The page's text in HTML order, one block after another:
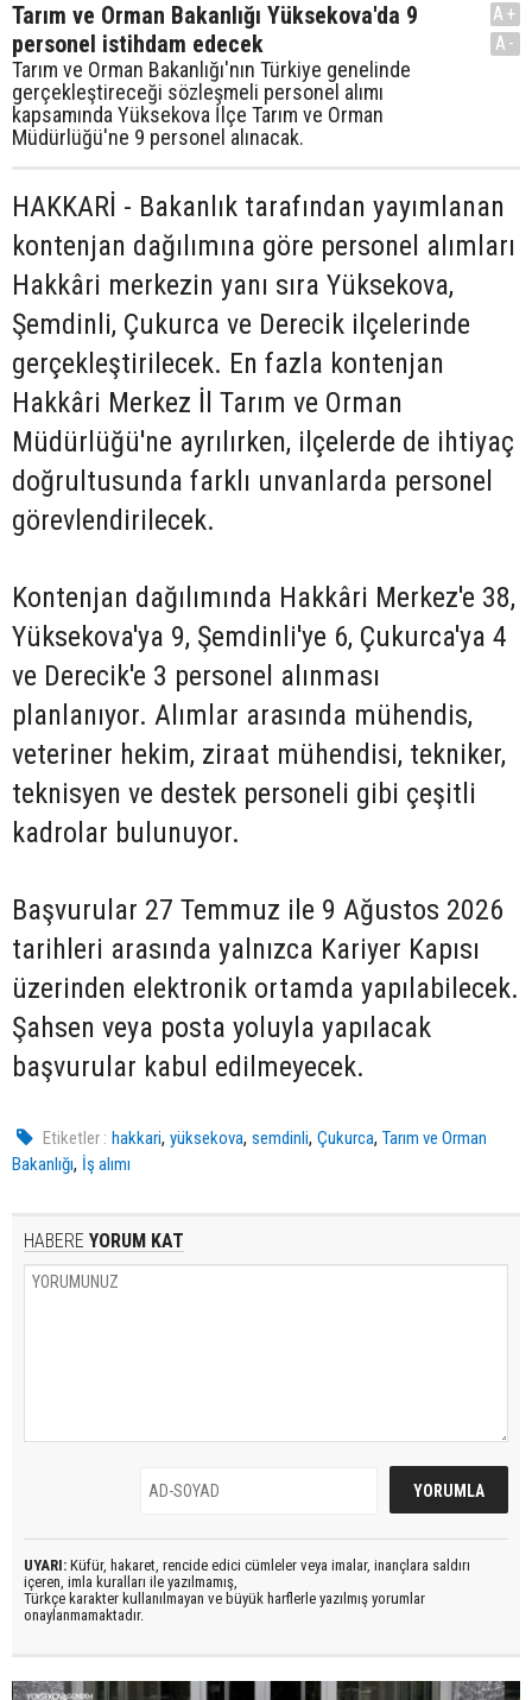
Tarım ve Orman Bakanlığı Yüksekova'da 9
personel istihdam edecek
Tarım ve Orman Bakanlığı'nın Türkiye genelinde
gerçekleştireceği sözleşmeli personel alımı
kapsamında Yüksekova İlçe Tarım ve Orman
Müdürlüğü'ne 9 personel alınacak.
A+
A-
HAKKARİ - Bakanlık tarafından yayımlanan
kontenjan dağılımına göre personel alımları
Hakkâri merkezin yanı sıra Yüksekova,
Şemdinli, Çukurca ve Derecik ilçelerinde
gerçekleştirilecek. En fazla kontenjan
Hakkâri Merkez İl Tarım ve Orman
Müdürlüğü'ne ayrılırken, ilçelerde de ihtiyaç
doğrultusunda farklı unvanlarda personel
görevlendirilecek.
Kontenjan dağılımında Hakkâri Merkez'e 38,
Yüksekova'ya 9, Şemdinli'ye 6, Çukurca'ya 4
ve Derecik'e 3 personel alınması
planlanıyor. Alımlar arasında mühendis,
veteriner hekim, ziraat mühendisi, tekniker,
teknisyen ve destek personeli gibi çeşitli
kadrolar bulunuyor.
Başvurular 27 Temmuz ile 9 Ağustos 2026
tarihleri arasında yalnızca Kariyer Kapısı
üzerinden elektronik ortamda yapılabilecek.
Şahsen veya posta yoluyla yapılacak
başvurular kabul edilmeyecek.
Etiketler : hakkari,yüksekova,semdinli,Çukurca,Tarım ve Orman
Bakanlığı, İş alımı
HABERE YORUM KAT
UYARI: Küfür, hakaret, rencide edici cümleler veya imalar, inançlara saldırı
içeren, imla kuralları ile yazılmamış,
Türkçe karakter kullanılmayan ve büyük harflerle yazılmış yorumlar
onaylanmamaktadır.